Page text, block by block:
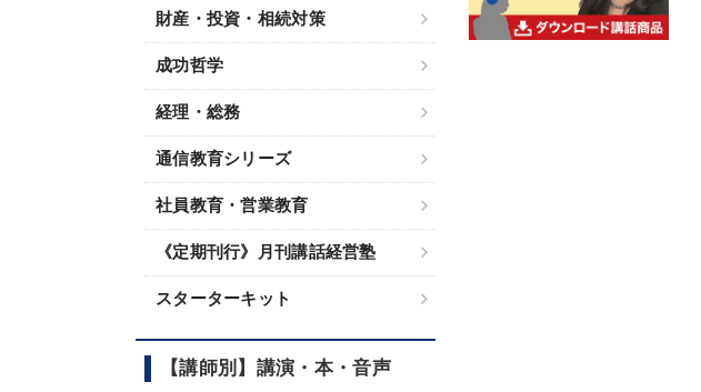
財産・投資・相続対策
成功哲学
経理・総務
通信教育シリーズ
社員教育・営業教育
《定期刊行》月刊講話経営塾
スターターキット
【講師別】講演・本・音声